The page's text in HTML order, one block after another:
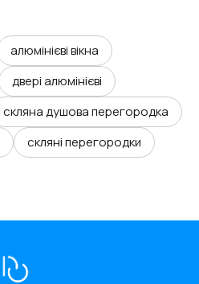
алюмінієві вікна
двері алюмінієві
скляна душова перегородка
скляні перегородки